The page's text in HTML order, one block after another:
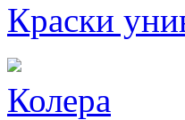
Краски
Колера